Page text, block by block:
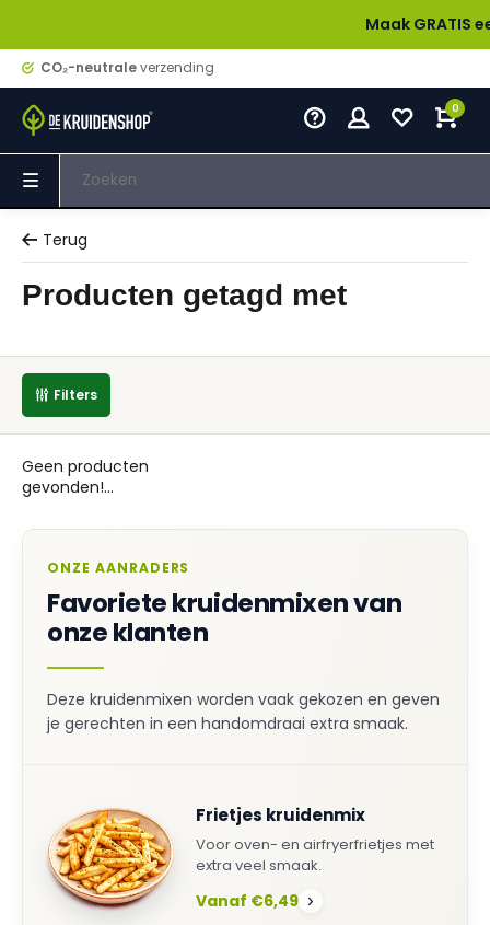
Maak GRATIS
CO₂-neutraleverzending
0
Terug
Producten getagd met
Filters
Geen producten
gevonden!...
ONZE AANRADERS
Favoriete kruidenmixen van
onze klanten
Deze kruidenmixen worden vaak gekozen en geven
je gerechten in een handomdraai extra smaak.
Frietjes kruidenmix
Voor oven- en airfryerfrietjes met
extra veel smaak.
Vanaf €6,49 ›